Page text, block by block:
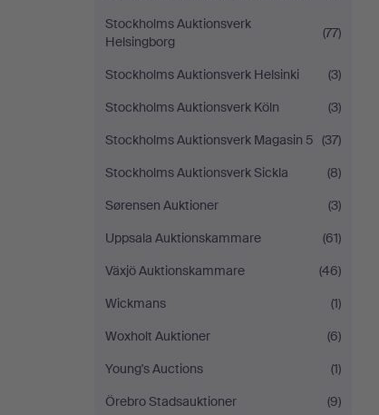
Stockholms Auktionsverk
Helsingborg
(77)
Stockholms Auktionsverk Helsinki
(3)
Stockholms Auktionsverk Köln
(3)
Stockholms Auktionsverk Magasin 5 (37)
Stockholms Auktionsverk Sickla
(8)
Sørensen Auktioner
(3)
Uppsala Auktionskammare
(61)
Växjö Auktionskammare
(46)
Wickmans
(1)
Woxholt Auktioner
(6)
Young's Auctions
(1)
Örebro Stadsauktioner
(9)